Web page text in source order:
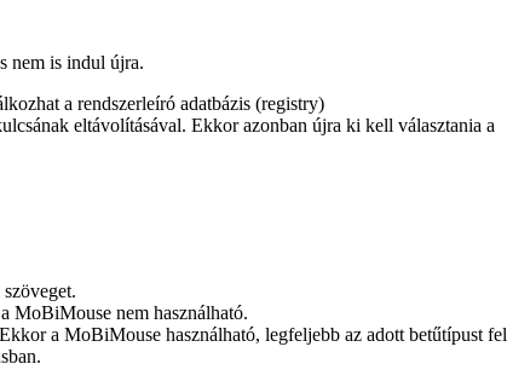
nem is indul újra.
a rendszerleíró adatbázis (registry)
eltávolításával. Ekkor azonban újra ki kell választania a
MoBiMouse nem használható.
a MoBiMouse használható, legfeljebb az adott betűtípust fel